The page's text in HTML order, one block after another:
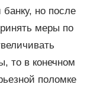
но после
меры по
то в конечном
поломке